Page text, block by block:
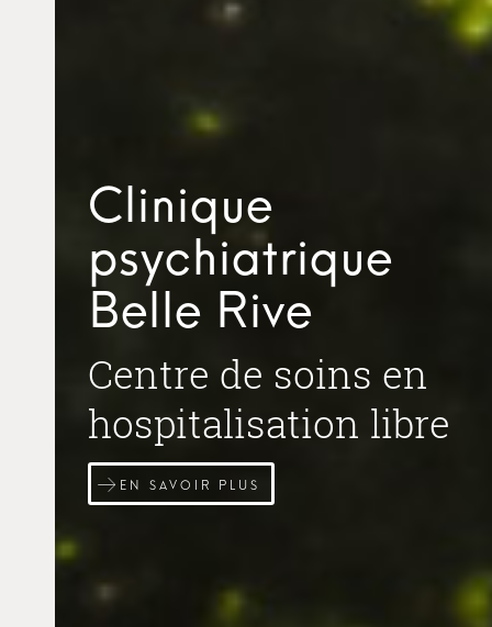
Clinique
psychiatrique
Belle Rive
Centre de soins en
hospitalisation libre
EN SAVOIR PLUS